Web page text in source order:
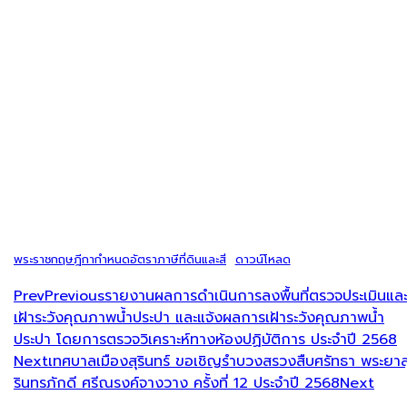
พระราชกฤษฎีกากำหนดอัตราภาษีที่ดินและสิ่ ดาวน์โหลด
PrevPreviousรายงานผลการดำเนินการลงพื้นที่ตรวจประเมินและ
เฝ้าระวังคุณภาพน้ำประปา และแจ้งผลการเฝ้าระวังคุณภาพน้ำ
ประปา โดยการตรวจวิเคราะห์ทางห้องปฏิบัติการ ประจำปี 2568
Nextเทศบาลเมืองสุรินทร์ ขอเชิญรำบวงสรวงสืบศรัทธา พระยา
รินทรภักดี ศรีณรงค์จางวาง ครั้งที่ 12 ประจำปี 2568Next